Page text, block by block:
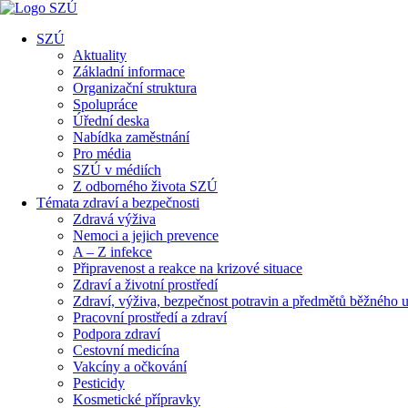
SZÚ
Aktuality
Základní informace
Organizační struktura
Spolupráce
Úřední deska
Nabídka zaměstnání
Pro média
SZÚ v médiích
Z odborného života SZÚ
Témata zdraví a bezpečnosti
Zdravá výživa
Nemoci a jejich prevence
A – Z infekce
Připravenost a reakce na krizové situace
Zdraví a životní prostředí
Zdraví, výživa, bezpečnost potravin a předmětů běžného
Pracovní prostředí a zdraví
Podpora zdraví
Cestovní medicína
Vakcíny a očkování
Pesticidy
Kosmetické přípravky